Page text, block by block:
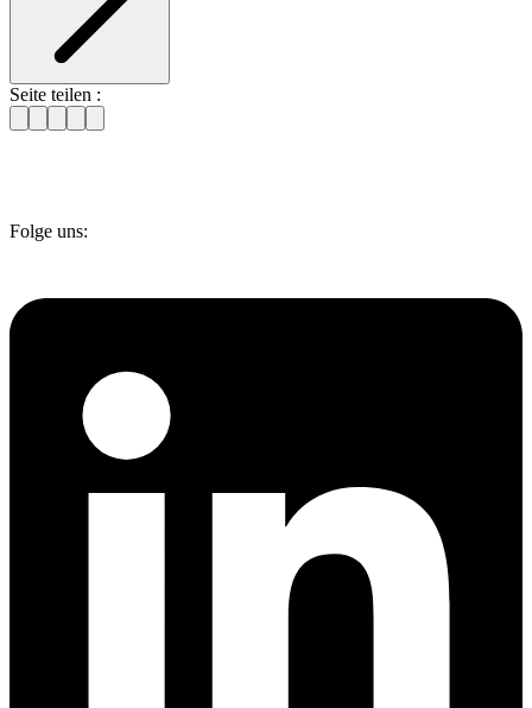
Seite teilen :
Folge uns: